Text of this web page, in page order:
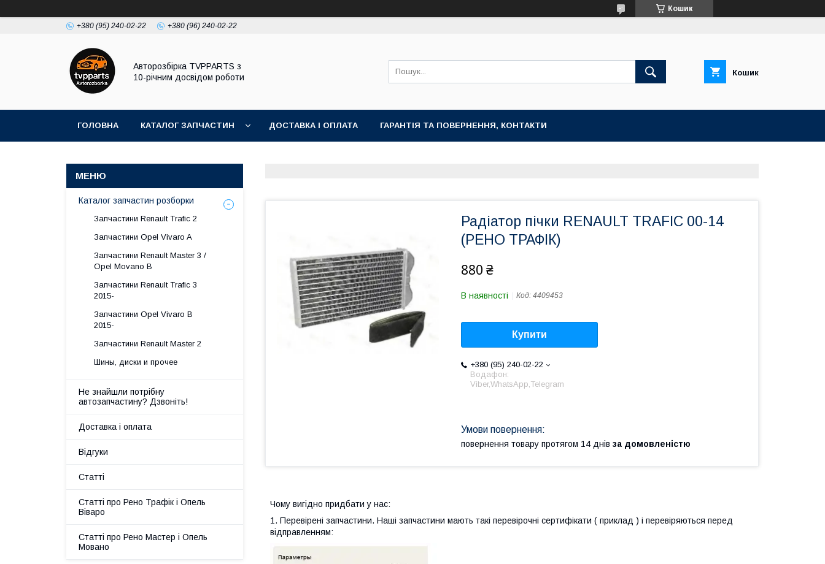
Кошик
+380 (95) 240-02-22 +380 (96) 240-02-22
Авторозбірка TVPPARTS з
10-річним досвідом роботи
Кошик
ГОЛОВНА КАТАЛОГ ЗАПЧАСТИН ДОСТАВКА І ОПЛАТА ГАРАНТІЯ ТА ПОВЕРНЕННЯ, КОНТАКТИ
Радіатор пічки RENAULT TRAFIC 00-14
(РЕНО ТРАФІК)
880 ₴
В наявності Код: 4409453
Купити
+380 (95) 240-02-22
Водафон:
Viber,WhatsApp,Telegram
повернення товару протягом 14 днів за домовленістю
Чому вигідно придбати у нас:
1. Перевірені запчастини. Наші запчастини мають такі перевірочні сертифікати ( приклад ) і перевіряються перед
відправленням:
Каталог запчастин розборки
Запчастини Renault Trafic 2
Запчастини Opel Vivaro A
Запчастини Renault Master 3 /
Opel Movano B
Запчастини Renault Trafic 3
2015-
Запчастини Opel Vivaro B
2015-
Запчастини Renault Master 2
Шины, диски и прочее
Не знайшли потрібну
автозапчастину? Дзвоніть!
Доставка і оплата
Відгуки
Статті
Статті про Рено Трафік і Опель
Віваро
Статті про Рено Мастер і Опель
Мовано